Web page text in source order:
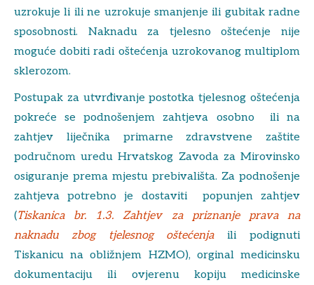
uzrokuje li ili ne uzrokuje smanjenje ili gubitak radne
sposobnosti. Naknadu za tjelesno oštećenje nije
moguće dobiti radi oštećenja uzrokovanog multiplom
sklerozom.
Postupak za utvrđivanje postotka tjelesnog oštećenja
pokreće se podnošenjem zahtjeva osobno ili na
zahtjev liječnika primarne zdravstvene zaštite
područnom uredu Hrvatskog Zavoda za Mirovinsko
osiguranje prema mjestu prebivališta. Za podnošenje
zahtjeva potrebno je dostaviti popunjen zahtjev
(Tiskanica br. 1.3. Zahtjev za priznanje prava na
naknadu zbog tjelesnog oštećenjaili podignuti
Tiskanicu na obližnjem HZMO), orginal medicinsku
dokumentaciju ili ovjerenu kopiju medicinske